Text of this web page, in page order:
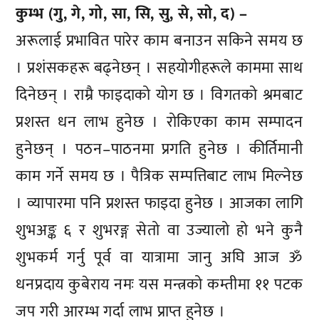
कुम्भ (गु, गे, गो, सा, सि, सु, से, सो, द) –
अरूलाई प्रभावित पारेर काम बनाउन सकिने समय छ
। प्रशंसकहरू बढ्नेछन् । सहयोगीहरूले काममा साथ
दिनेछन् । राम्रै फाइदाको योग छ । विगतको श्रमबाट
प्रशस्त धन लाभ हुनेछ । रोकिएका काम सम्पादन
हुनेछन् । पठन–पाठनमा प्रगति हुनेछ । कीर्तिमानी
काम गर्ने समय छ । पैत्रिक सम्पत्तिबाट लाभ मिल्नेछ
। व्यापारमा पनि प्रशस्त फाइदा हुनेछ । आजका लागि
शुभअङ्क ६ र शुभरङ्ग सेतो वा उज्यालो हो भने कुनै
शुभकर्म गर्नु पूर्व वा यात्रामा जानु अघि आज ॐ
धनप्रदाय कुबेराय नमः यस मन्त्रको कम्तीमा ११ पटक
जप गरी आरम्भ गर्दा लाभ प्राप्त हुनेछ ।